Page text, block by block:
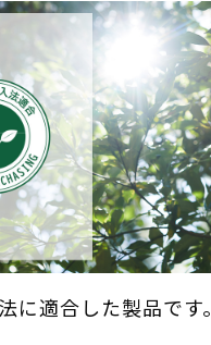
に適合した製品です。